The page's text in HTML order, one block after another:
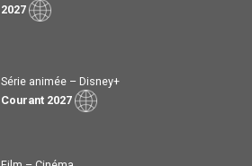
2027
Série animée – Disney+
Courant 2027